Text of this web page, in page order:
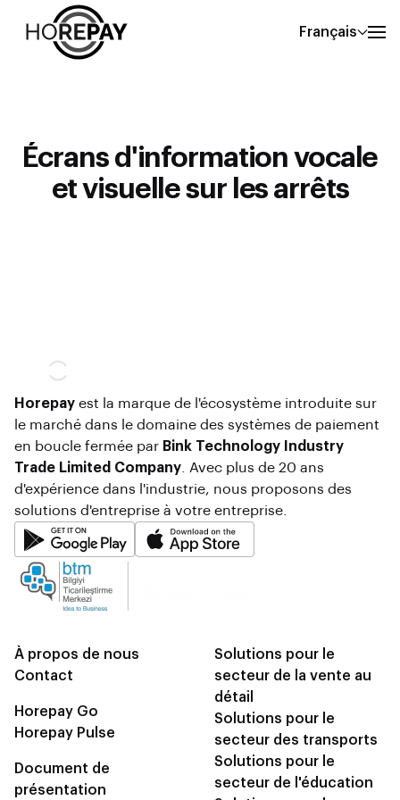
Français
Écrans d'information vocale
et visuelle sur les arrêts
Horepay est la marque de l'écosystème introduite sur
le marché dans le domaine des systèmes de paiement
en boucle fermée par Bink Technology Industry
Trade Limited Company . Avec plus de 20 ans
d'expérience dans l'industrie, nous proposons des
solutions d'entreprise à votre entreprise.
À propos de nous
Contact
Horepay Go
Horepay Pulse
Document de
présentation
Solutions pour le
secteur de la vente au
détail
Solutions pour le
secteur des transports
Solutions pour le
secteur de l'éducation